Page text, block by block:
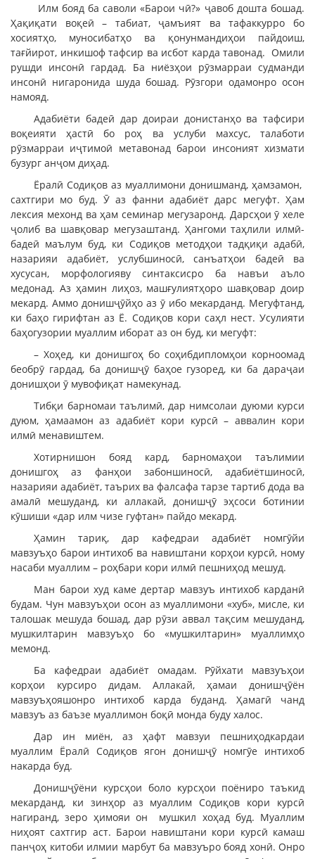
Илм бояд ба саволи «Барои чӣ?» ҷавоб дошта бошад.
Ҳақиқати воқеӣ – табиат, ҷамъият ва тафаккурро бо
хосиятҳо, муносибатҳо ва қонунмандиҳои пайдоиш,
тағйирот, инкишоф тафсир ва исбот карда тавонад. Омили
рушди инсонӣ гардад. Ба ниёзҳои рӯзмарраи судманди
инсонӣ нигаронида шуда бошад. Рӯзгори одамонро осон
намояд.
Адабиёти бадеӣ дар доираи донистанҳо ва тафсири
воқеияти ҳастӣ бо роҳ ва услуби махсус, талаботи
рӯзмарраи иҷтимоӣ метавонад барои инсоният хизмати
бузург анҷом диҳад.
Ёралӣ Содиқов аз муаллимони донишманд, ҳамзамон,
сахтгири мо буд. Ӯ аз фанни адабиёт дарс мегуфт. Ҳам
лексия мехонд ва ҳам семинар мегузаронд. Дарсҳои ӯ хеле
ҷолиб ва шавқовар мегузаштанд. Ҳангоми таҳлили илмӣ-
бадеӣ маълум буд, ки Содиқов методҳои тадқиқи адабӣ,
назарияи адабиёт, услубшиносӣ, санъатҳои бадеӣ ва
хусусан, морфологияву синтаксисро ба навъи аъло
медонад. Аз ҳамин лиҳоз, машғулиятҳоро шавқовар доир
мекард. Аммо донишҷӯйҳо аз ӯ ибо мекарданд. Мегуфтанд,
ки баҳо гирифтан аз Ё. Содиқов кори саҳл нест. Усулияти
баҳогузории муаллим иборат аз он буд, ки мегуфт:
– Хоҳед, ки донишгоҳ бо соҳибдипломҳои корноомад
беобрӯ гардад, ба донишҷӯ баҳое гузоред, ки ба дараҷаи
донишҳои ӯ мувофиқат намекунад.
Тибқи барномаи таълимӣ, дар нимсолаи дуюми курси
дуюм, ҳамаамон аз адабиёт кори курсӣ – аввалин кори
илмӣ менавиштем.
Хотирнишон бояд кард, барномаҳои таълимии
донишгоҳ аз фанҳои забоншиносӣ, адабиётшиносӣ,
назарияи адабиёт, таърих ва фалсафа тарзе тартиб дода ва
амалӣ мешуданд, ки аллакай, донишҷӯ эҳсоси ботинии
кӯшиши «дар илм чизе гуфтан» пайдо мекард.
Ҳамин тариқ, дар кафедраи адабиёт номгӯйи
мавзуъҳо барои интихоб ва навиштани корҳои курсӣ, ному
насаби муаллим – роҳбари кори илмӣ пешниҳод мешуд.
Ман барои худ каме дертар мавзуъ интихоб карданӣ
будам. Чун мавзуъҳои осон аз муаллимони «хуб», мисле, ки
талошак мешуда бошад, дар рӯзи аввал тақсим мешуданд,
мушкилтарин мавзуъҳо бо «мушкилтарин» муаллимҳо
мемонд.
Ба кафедраи адабиёт омадам. Рӯйхати мавзуъҳои
корҳои курсиро дидам. Аллакай, ҳамаи донишҷӯён
мавзуъҳояшонро интихоб карда буданд. Ҳамагӣ чанд
мавзуъ аз баъзе муаллимон боқӣ монда буду халос.
Дар ин миён, аз ҳафт мавзуи пешниҳодкардаи
муаллим Ёралӣ Содиқов ягон донишҷӯ номгӯе интихоб
накарда буд.
Донишҷӯёни курсҳои боло курсҳои поёниро таъкид
мекарданд, ки зинҳор аз муаллим Содиқов кори курсӣ
нагиранд, зеро ҳимояи он мушкил хоҳад буд. Муаллим
ниҳоят сахтгир аст. Барои навиштани кори курсӣ камаш
панҷоҳ китоби илмии марбут ба мавзуъро бояд хонӣ. Онро